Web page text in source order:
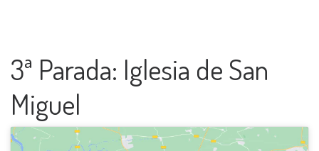
3ª Parada: Iglesia de San
Miguel